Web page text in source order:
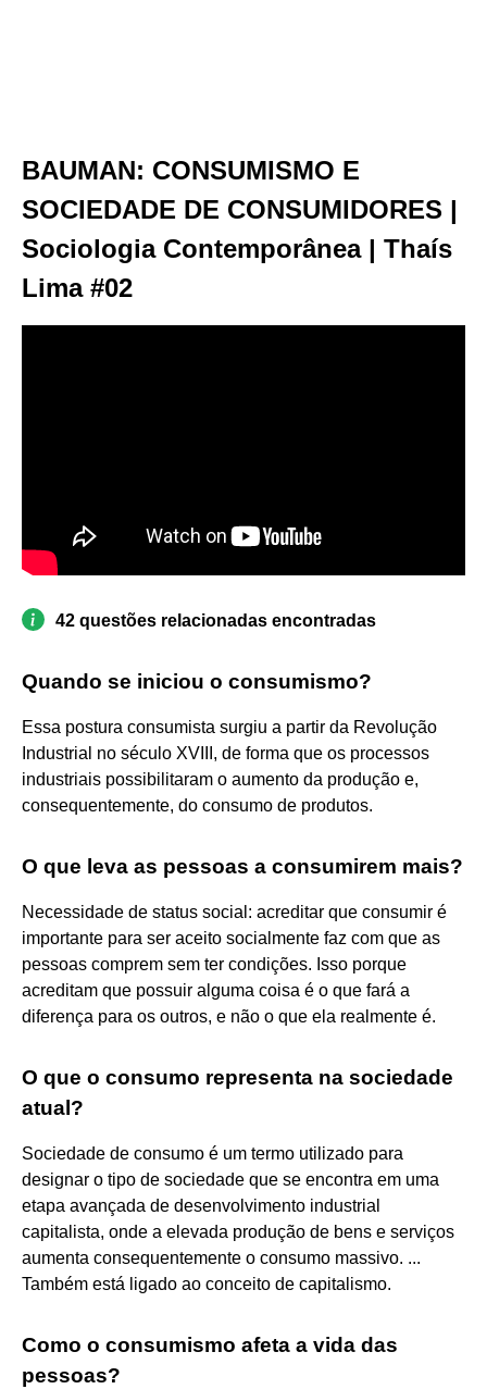
BAUMAN: CONSUMISMO E
SOCIEDADE DE CONSUMIDORES |
Sociologia Contemporânea | Thaís
Lima #02
42 questões relacionadas encontradas
Quando se iniciou o consumismo?
Essa postura consumista surgiu a partir da Revolução
Industrial no século XVIII, de forma que os processos
industriais possibilitaram o aumento da produção e,
consequentemente, do consumo de produtos.
O que leva as pessoas a consumirem mais?
Necessidade de status social: acreditar que consumir é
importante para ser aceito socialmente faz com que as
pessoas comprem sem ter condições. Isso porque
acreditam que possuir alguma coisa é o que fará a
diferença para os outros, e não o que ela realmente é.
O que o consumo representa na sociedade
atual?
Sociedade de consumo é um termo utilizado para
designar o tipo de sociedade que se encontra em uma
etapa avançada de desenvolvimento industrial
capitalista, onde a elevada produção de bens e serviços
aumenta consequentemente o consumo massivo. ...
Também está ligado ao conceito de capitalismo.
Como o consumismo afeta a vida das
pessoas?